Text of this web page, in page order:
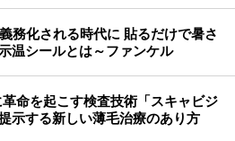
務化される時代に 貼るだけで暑さ
温シールとは～ファンケル
命を起こす検査技術「スキャビジ
示する新しい薄毛治療のあり方